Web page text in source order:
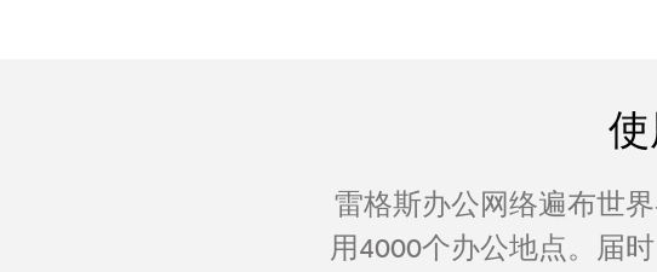
雷格斯办公网络遍布世
用4000个办公地点。届